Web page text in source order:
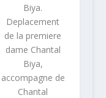
Biya.
Deplacement
de la premiere
dame Chantal
Biya,
accompagne de
Chantal